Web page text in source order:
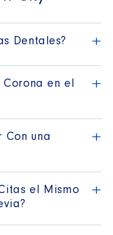
Dentales? +
Corona en el
+
Con una
+
el Mismo
+